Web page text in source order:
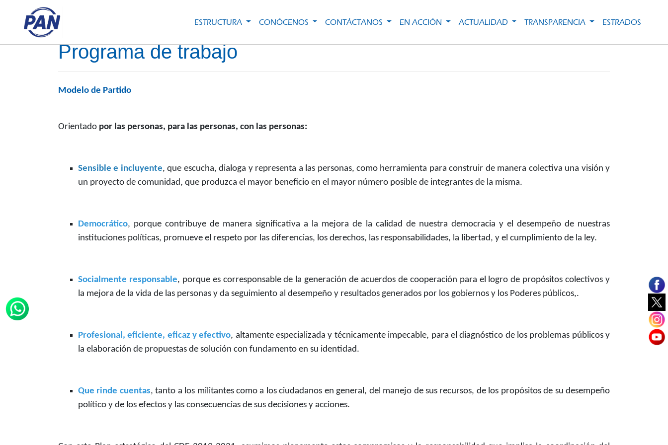
ESTRUCTURA CONÓCENOS CONTÁCTANOS EN ACCIÓN ACTUALIDAD TRANSPARENCIA ESTRADOS
Programa de trabajo
Modelo de Partido
Orientado por las personas, para las personas, con las personas:
Sensible e incluyente, que escucha, dialoga y representa a las personas, como herramienta para construir de manera colectiva una visión y
un proyecto de comunidad, que produzca el mayor beneficio en el mayor número posible de integrantes de la misma.
Democrático, porque contribuye de manera significativa a la mejora de la calidad de nuestra democracia y el desempeño de nuestras
instituciones políticas, promueve el respeto por las diferencias, los derechos, las responsabilidades, la libertad, y el cumplimiento de la ley.
Socialmente responsable, porque es corresponsable de la generación de acuerdos de cooperación para el logro de propósitos colectivos y
la mejora de la vida de las personas y da seguimiento al desempeño y resultados generados por los gobiernos y los Poderes públicos,.
Profesional, eficiente, eficaz y efectivo, altamente especializada y técnicamente impecable, para el diagnóstico de los problemas públicos y
la elaboración de propuestas de solución con fundamento en su identidad.
Que rinde cuentas, tanto a los militantes como a los ciudadanos en general, del manejo de sus recursos, de los propósitos de su desempeño
político y de los efectos y las consecuencias de sus decisiones y acciones.